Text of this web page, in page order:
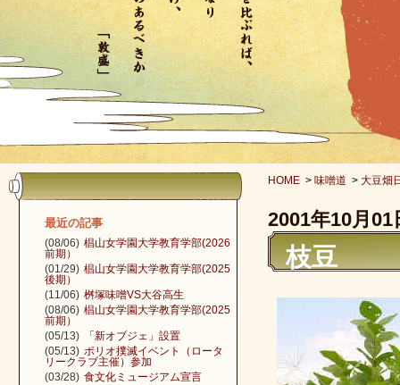
HOME > 味噌道 > 大豆畑
2001年10月01
枝豆
最近の記事
(08/06) 椙山女学園大学教育学部(2026
前期）
(01/29) 椙山女学園大学教育学部(2025
後期）
(11/06) 桝塚味噌VS大谷高生
(08/06) 椙山女学園大学教育学部(2025
前期）
(05/13)
「新オブジェ」設置
(05/13) ポリオ撲滅イベント（ロータ
リークラブ主催）参加
(03/28) 食文化ミュージアム宣言